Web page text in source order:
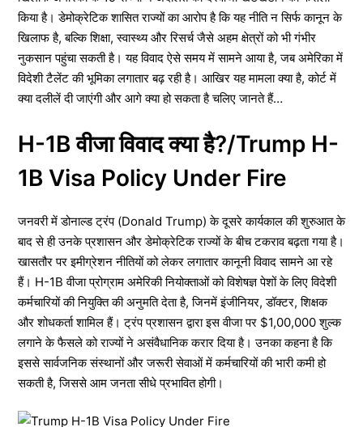
किया है। डेमोक्रेटिक शासित राज्यों का आरोप है कि यह नीति न सिर्फ कानून के
खिलाफ है, बल्कि शिक्षा, स्वास्थ्य और रिसर्च जैसे अहम क्षेत्रों को भी गंभीर
नुकसान पहुंचा सकती है। यह विवाद ऐसे समय में सामने आया है, जब अमेरिका में
विदेशी टैलेंट की भूमिका लगातार बढ़ रही है। आखिर यह मामला क्या है, कोर्ट में
क्या दलीलें दी जाएंगी और आगे क्या हो सकता है चलिए जानते हैं…
H-1B वीजा विवाद क्या है?/Trump H-
1B Visa Policy Under Fire
जनवरी में डोनाल्ड ट्रंप (Donald Trump) के दूसरे कार्यकाल की शुरुआत के
बाद से ही उनके प्रशासन और डेमोक्रेटिक राज्यों के बीच टकराव बढ़ता गया है।
खासतौर पर इमीग्रेशन नीतियों को लेकर लगातार कानूनी विवाद सामने आ रहे
हैं। H-1B वीजा प्रोग्राम अमेरिकी नियोक्ताओं को विशेषज्ञ पेशों के लिए विदेशी
कर्मचारियों की नियुक्ति की अनुमति देता है, जिनमें इंजीनियर, डॉक्टर, शिक्षक
और शोधकर्ता शामिल हैं। ट्रंप प्रशासन द्वारा इस वीजा पर $1,00,000 शुल्क
लगाने के फैसले को राज्यों ने असंवैधानिक करार दिया है। उनका कहना है कि
इससे सार्वजनिक संस्थानों और जरूरी सेवाओं में कर्मचारियों की भारी कमी हो
सकती है, जिससे आम जनता सीधे प्रभावित होगी।